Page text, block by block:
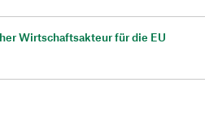
Wirtschaftsakteur für die EU